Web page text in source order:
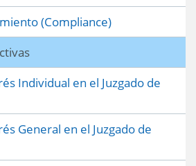
(Compliance)
Individual en el Juzgado de
General en el Juzgado de